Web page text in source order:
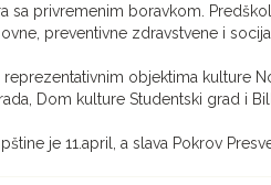
sa privremenim boravkom.
preventivne zdravstvene i
objektima kulture
Dom kulture Studentski grad i
je 11.april, a slava Pokrov